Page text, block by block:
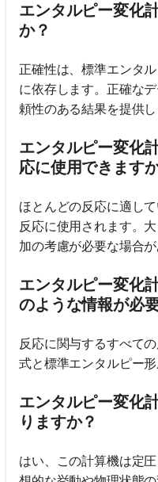
エンタルピー変化
か？
正確性は、標準エンタ
に依存します。正確な
頼性のある結果を提供し
エンタルピー変化
応に使用できます
ほとんどの反応に適し
反応に使用されます。
加の考慮が必要な場合が
エンタルピー変化
のような情報が必
反応に関与するすべて
式と標準エンタルピー形
エンタルピー変化
りますか？
はい、この計算機は定